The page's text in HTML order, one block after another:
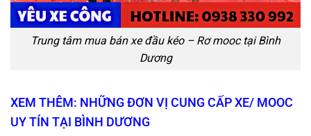
Trung tâm mua bán xe đầu kéo – Rơ mooc tại Bình
Dương
XEM THÊM: NHỮNG ĐƠN VỊ CUNG CẤP XE/ MOOC
UY TÍN TẠI BÌNH DƯƠNG